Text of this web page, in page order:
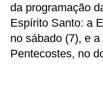
da programação
Espírito Santo: a
no sábado (7), e
Pentecostes, no